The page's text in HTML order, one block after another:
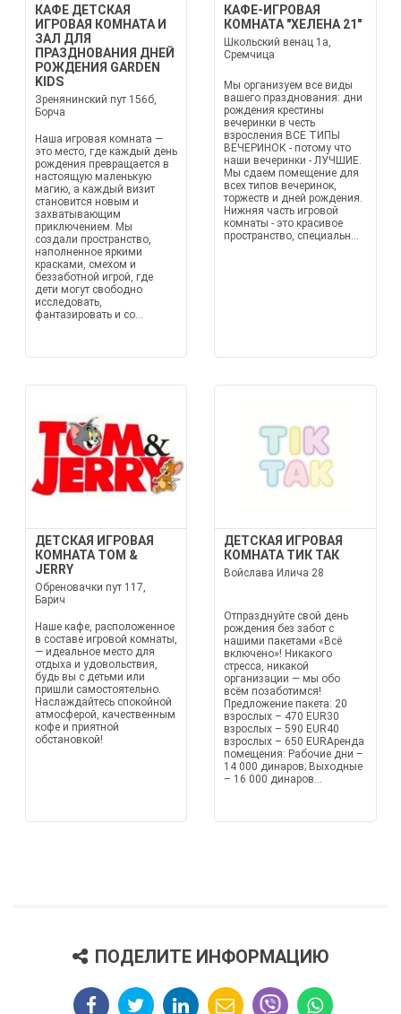
КАФЕ ДЕТСКАЯ
ИГРОВАЯ КОМНАТА И
ЗАЛ ДЛЯ
ПРАЗДНОВАНИЯ ДНЕЙ
РОЖДЕНИЯ GARDEN
KIDS
Зренянинский пут 156б,
Борча
Наша игровая комната —
это место, где каждый день
рождения превращается в
настоящую маленькую
магию, а каждый визит
становится новым и
захватывающим
приключением. Мы
создали пространство,
наполненное яркими
красками, смехом и
беззаботной игрой, где
дети могут свободно
исследовать,
фантазировать и со...
КАФЕ-ИГРОВАЯ
КОМНАТА "ХЕЛЕНА 21"
Школьский венац 1а,
Сремчица
Мы организуем все виды
вашего празднования: дни
рождения крестины
вечеринки в честь
взросления ВСЕ ТИПЫ
ВЕЧЕРИНОК - потому что
наши вечеринки - ЛУЧШИЕ.
Мы сдаем помещение для
всех типов вечеринок,
торжеств и дней рождения.
Нижняя часть игровой
комнаты - это красивое
пространство, специальн...
ДЕТСКАЯ ИГРОВАЯ
КОМНАТА TOM &
JERRY
Обреновачки пут 117,
Барич
Наше кафе, расположенное
в составе игровой комнаты,
— идеальное место для
отдыха и удовольствия,
будь вы с детьми или
пришли самостоятельно.
Наслаждайтесь спокойной
атмосферой, качественным
кофе и приятной
обстановкой!
ДЕТСКАЯ ИГРОВАЯ
КОМНАТА ТИК ТАК
Войслава Илича 28
Отпразднуйте свой день
рождения без забот с
нашими пакетами «Всё
включено»! Никакого
стресса, никакой
организации — мы обо
всём позаботимся!
Предложение пакета: 20
взрослых – 470 EUR30
взрослых – 590 EUR40
взрослых – 650 EURАренда
помещения: Рабочие дни –
14 000 динаров; Выходные
– 16 000 динаров...
ПОДЕЛИТЕ ИНФОРМАЦИЮ